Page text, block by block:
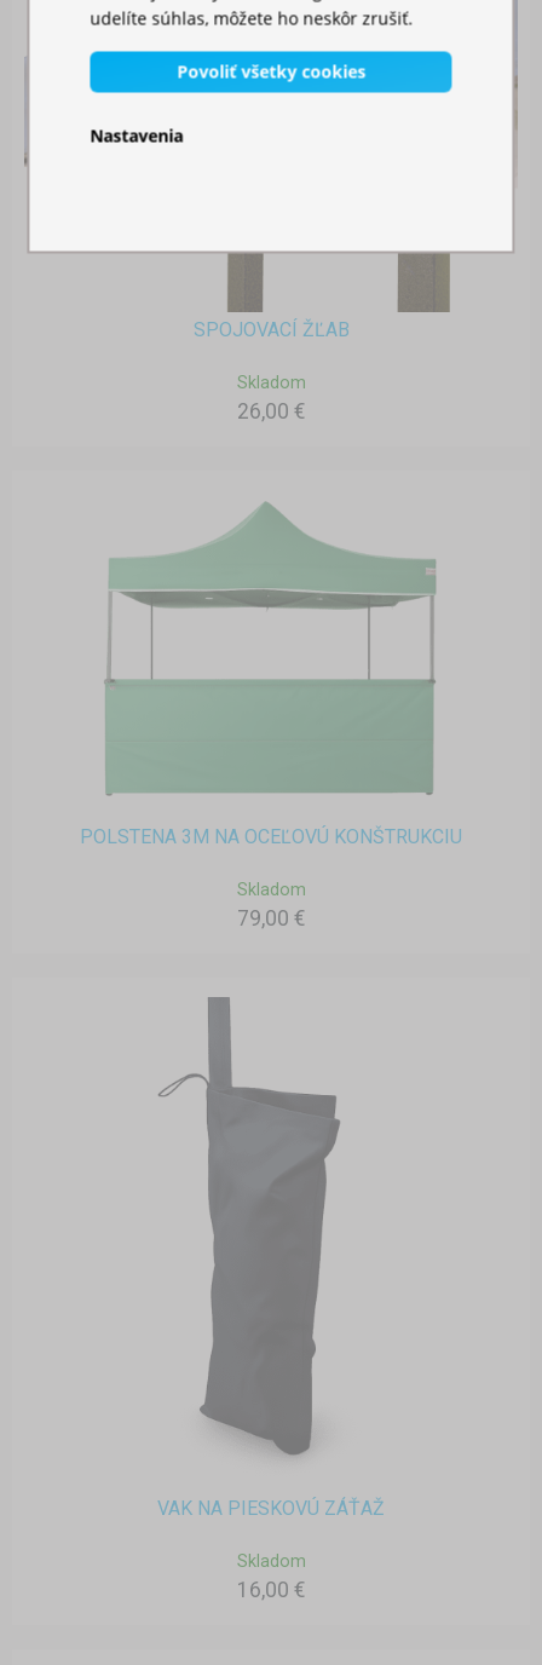
SPOJOVACÍ ŽĽAB
Skladom
26,00 €
POLSTENA 3M NA OCEĽOVÚ KONŠTRUKCIU
Skladom
79,00 €
VAK NA PIESKOVÚ ZÁŤAŽ
Skladom
16,00 €
udelíte súhlas, môžete ho neskôr zrušiť.
Povoliť všetky cookies
Nastavenia